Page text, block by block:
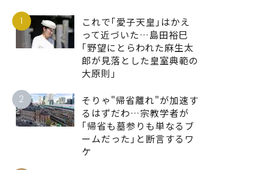
1
これで｢愛子天皇｣はかえ
って近づいた…島田裕巳
｢野望にとらわれた麻生太
郎が見落とした皇室典範の
大原則｣
2
そりゃ"帰省離れ"が加速す
るはずだわ…宗教学者が
｢帰省も墓参りも単なるブ
ームだった｣と断言するワ
ケ